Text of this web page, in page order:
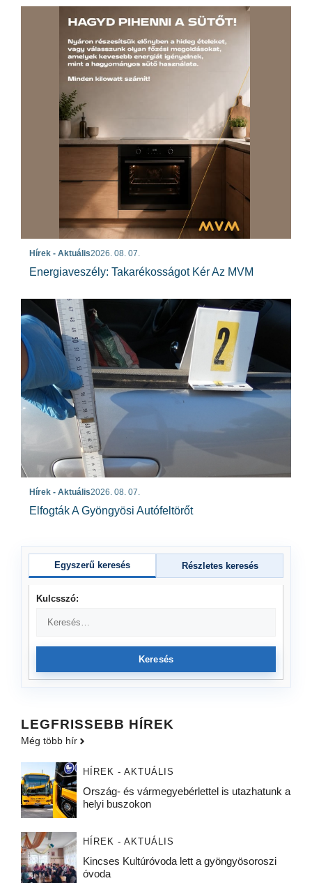
Hírek - Aktuális2026. 08. 07.
Energiaveszély: Takarékosságot Kér Az MVM
Hírek - Aktuális2026. 08. 07.
Elfogták A Gyöngyösi Autófeltörőt
Egyszerű keresés Részletes keresés
Kulcsszó:
Keresés
LEGFRISSEBB HÍREK
Még több hír
HÍREK - AKTUÁLIS
Ország- és vármegyebérlettel is utazhatunk a
helyi buszokon
HÍREK - AKTUÁLIS
Kincses Kultúróvoda lett a gyöngyösoroszi
óvoda